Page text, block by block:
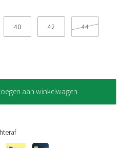
40 42 44
aan winkelwagen